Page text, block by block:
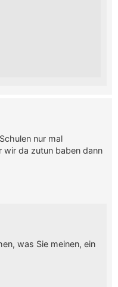
nur mal
wir da zutun baben dann
was Sie meinen, ein